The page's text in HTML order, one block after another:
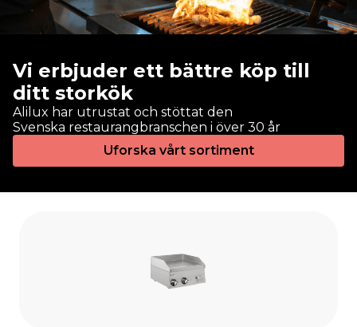
Vi erbjuder ett bättre köp till
ditt storkök
Alilux har utrustat och stöttat den
Svenska restaurangbranschen i över 30 år
Uforska vårt sortiment